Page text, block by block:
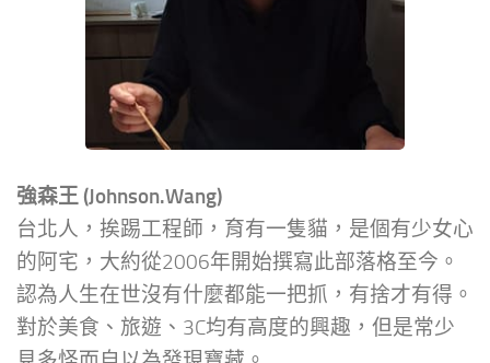
強森王 (Johnson.Wang)
台北人，挨踢工程師，育有一隻貓，是個有少女心
的阿宅，大約從2006年開始撰寫此部落格至今。
認為人生在世沒有什麼都能一把抓，有捨才有得。
對於美食、旅遊、3C均有高度的興趣，但是常少